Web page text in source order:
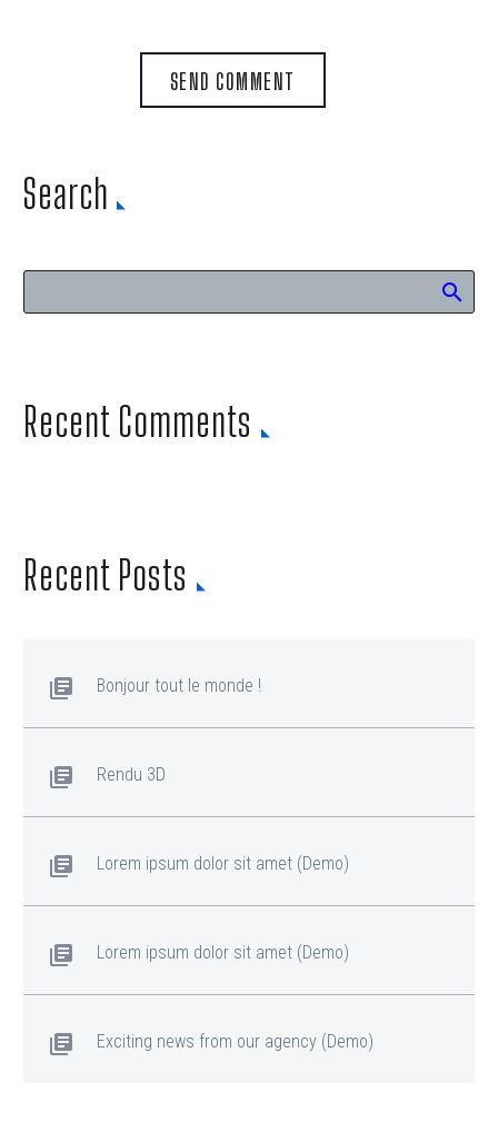
SEND COMMENT
Search
Recent Comments
Recent Posts
Bonjour tout le monde !
Rendu 3D
Lorem ipsum dolor sit amet (Demo)
Lorem ipsum dolor sit amet (Demo)
Exciting news from our agency (Demo)